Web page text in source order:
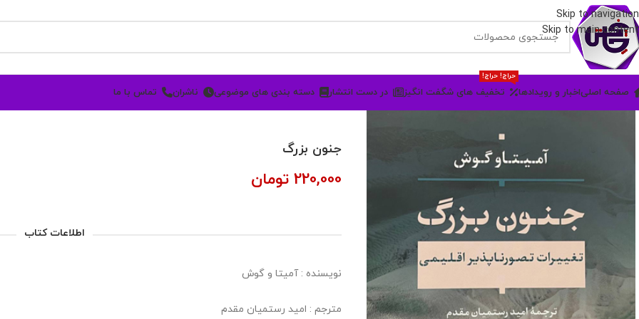
Skip to navigation
Skip to main content
صفحه اصلیاخبار و رویدادها تخفیف های شگفت انگیز
حراج! حراج!
در دست انتشار دسته بندی های موضوعی ناشران تماس با ما
جنون بزرگ
220,000 تومان
اطلاعات کتاب
نویسنده : آمیتا و گوش
مترجم : امید رستمیان مقدم